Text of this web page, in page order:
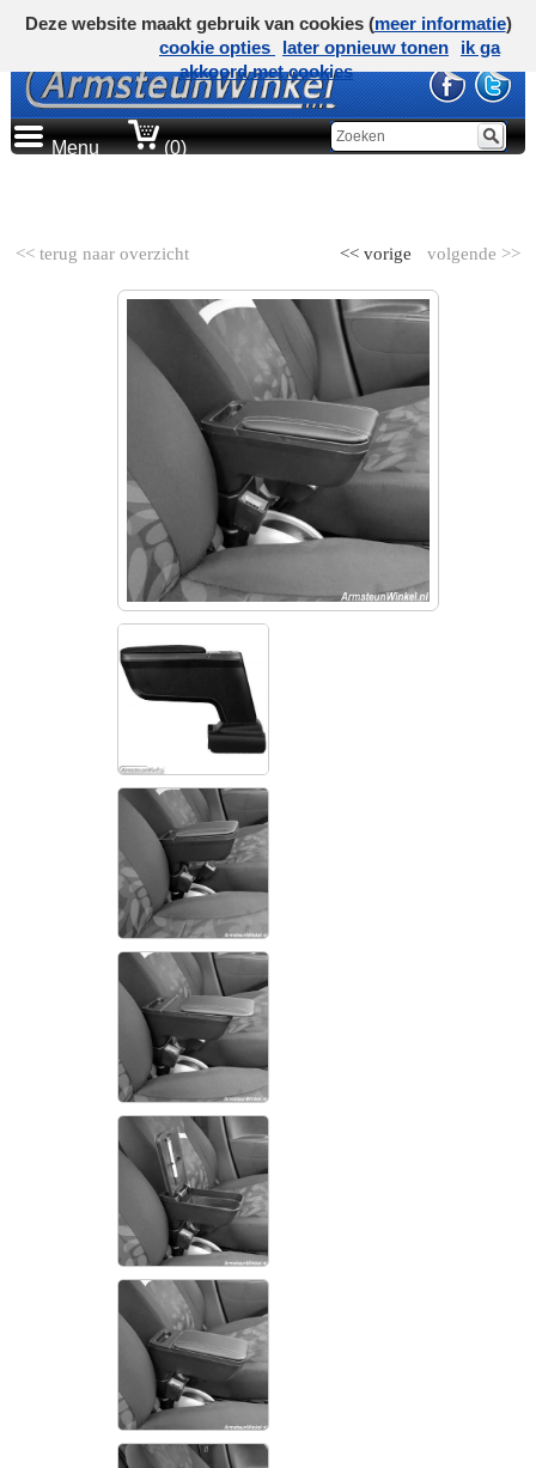
Menu (0)
<< terug naar overzicht volgende >>
<< vorige
Deze website maakt gebruik van cookies (meer informatie)
cookie opties
later opnieuw tonen
ik ga
akkoord met cookies